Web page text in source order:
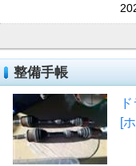
整備手帳
[